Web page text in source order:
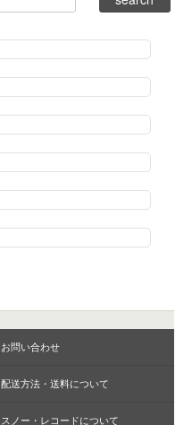
お問い合わせ
配送方法・送料について
スノー・レコードについて